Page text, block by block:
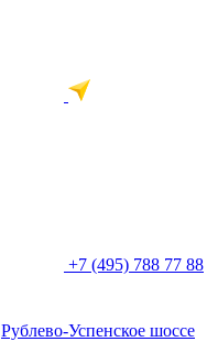
+7 (495) 788 77 88
Рублево-Успенское шоссе